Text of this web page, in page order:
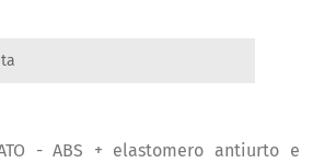
- ABS + elastomero antiurto e